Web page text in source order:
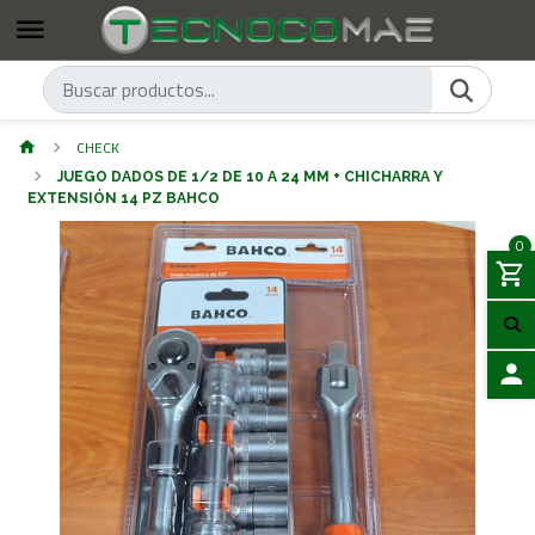
0
CHECK
JUEGO DADOS DE 1/2 DE 10 A 24 MM + CHICHARRA Y
EXTENSIÓN 14 PZ BAHCO